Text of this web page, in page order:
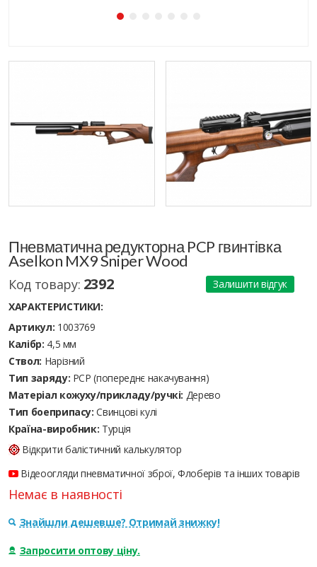
Пневматична редукторна PCP гвинтівка
Aselkon MX9 Sniper Wood
Код товару: 2392
Залишити відгук
ХАРАКТЕРИСТИКИ:
Артикул: 1003769
Калібр: 4,5 мм
Ствол: Нарізний
Тип заряду: PCP (попереднє накачування)
Матеріал кожуху/прикладу/ручкі: Дерево
Тип боеприпасу: Cвинцові кулі
Країна-виробник: Турція
Відкрити балістичний калькулятор
Відеоогляди пневматичної зброї, Флоберів та інших товарів
Немає в наявності
Знайшли дешевше? Отримай знижку!
Запросити оптову ціну.